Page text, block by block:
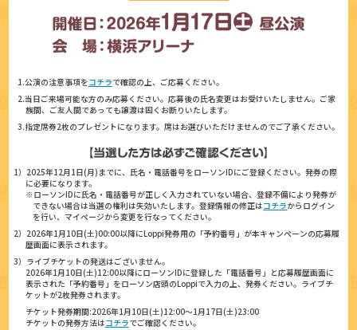
1.公演の注意事項をコチラで確認の上、ご応募ください。
2.当日ご来場可能な方のみ応募ください。応募後の氏名変更はお受けいたしません。ご家
族間、ご友人間であっても譲渡は固くお断りいたします。
3.指定席券2枚のプレゼントになります。席はお選びいただけませんのでご了承ください。
1）2025年12月1日(月)までに、氏名・電話番号をローソンIDにご登録ください。発券の際
に必要になります。
※ローソンIDに氏名・電話番号が正しく入力されていない場合、登録不備により発券が
できない場合は当選の権利は失効いたします。登録情報の修正はコチラからログイン
を行い、マイページから変更を行なってください。
2）2026年1月10日(土)00:00以降にLoppi発券用の「予約番号」が本キャンペーンの応募履
歴画面に表示されます。
3）ライブチケットの発送はございません。
2026年1月10日(土)12:00以降にローソンIDに登録した「電話番号」と応募履歴画面に
表示された「予約番号」をローソン店頭のLoppiで入力の上、発券ください。ライブチ
ケットが2枚発券されます。
チケット発券期間:2026年1月10日(土)12:00～1月17日(土)23:00
チケットの発券方法はコチラでご確認ください。